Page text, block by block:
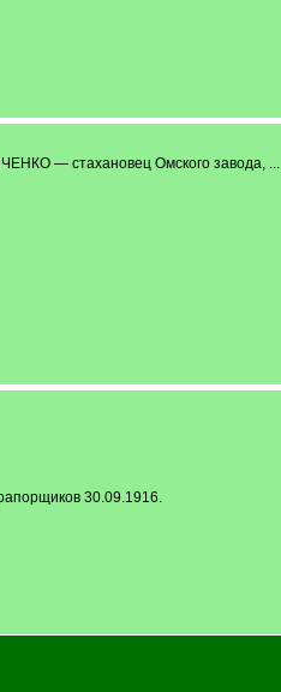
— стахановец Омского завода, ...
30.09.1916.